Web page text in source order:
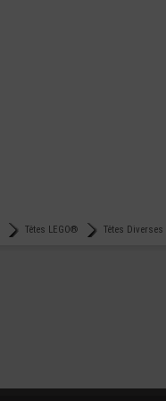
Têtes LEGO® Têtes Diverses